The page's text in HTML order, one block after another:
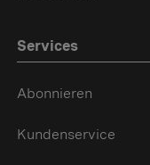
Services
Abonnieren
Kundenservice